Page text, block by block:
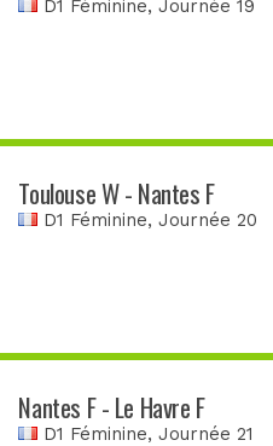
D1 Féminine, Journée 19
Toulouse W - Nantes F
D1 Féminine, Journée 20
Nantes F - Le Havre F
D1 Féminine, Journée 21